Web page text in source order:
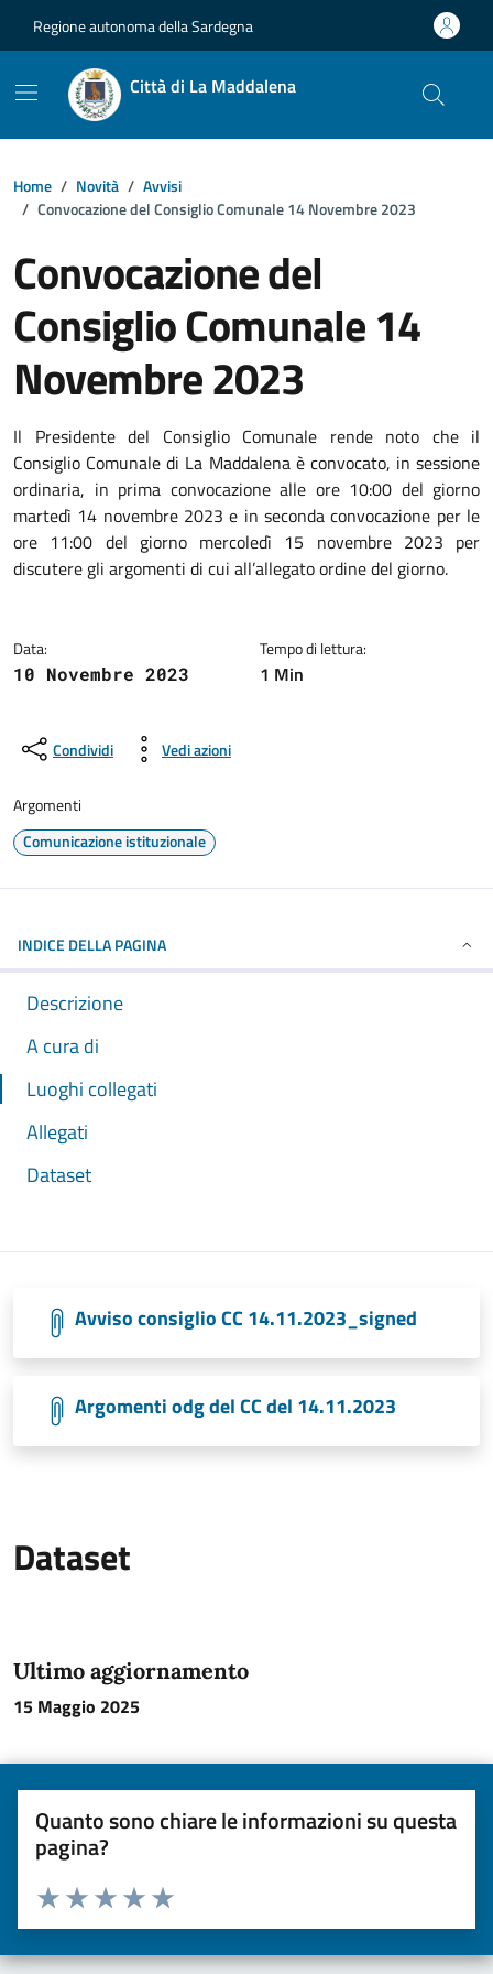
Regione autonoma della Sardegna
Città di La Maddalena
Home Novità
Avvisi
Convocazione del Consiglio Comunale 14 Novembre 2023
Convocazione del
Consiglio Comunale 14
Novembre 2023
Dettagli della notizia
Il Presidente del Consiglio Comunale rende noto che il
Consiglio Comunale di La Maddalena è convocato, in sessione
ordinaria, in prima convocazione alle ore 10:00 del giorno
martedì 14 novembre 2023 e in seconda convocazione per le
ore 11:00 del giorno mercoledì 15 novembre 2023 per
discutere gli argomenti di cui all’allegato ordine del giorno.
Data:
10 Novembre 2023
Tempo di lettura:
1 Min
Condividi Vedi azioni
Argomenti
Comunicazione istituzionale
INDICE DELLA PAGINA
Descrizione
A cura di
Luoghi collegati
Allegati
Dataset
Avviso consiglio CC 14.11.2023_signed
Argomenti odg del CC del 14.11.2023
Dataset
Ultimo aggiornamento
15 Maggio 2025
Quanto sono chiare le informazioni su questa
pagina?
Valuta da 1 a 5 stelle la pagina
Valuta 5 stelle su 5
Valuta 4 stelle su 5
Valuta 3 stelle su 5
Valuta 2 stelle su 5
Valuta una stella su 5